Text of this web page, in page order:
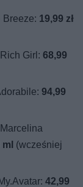
Breeze: 19,99 zł
Girl:68,99
94,99
ml (wcześniej
42,99